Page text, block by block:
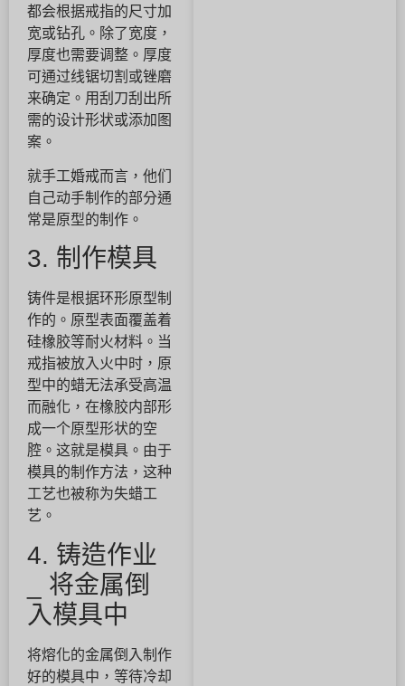
都会根据戒指的尺寸加
宽或钻孔。除了宽度，
厚度也需要调整。厚度
可通过线锯切割或锉磨
来确定。用刮刀刮出所
需的设计形状或添加图
案。
就手工婚戒而言，他们
自己动手制作的部分通
常是原型的制作。
3. 制作模具
铸件是根据环形原型制
作的。原型表面覆盖着
硅橡胶等耐火材料。当
戒指被放入火中时，原
型中的蜡无法承受高温
而融化，在橡胶内部形
成一个原型形状的空
腔。这就是模具。由于
模具的制作方法，这种
工艺也被称为失蜡工
艺。
4. 铸造作业
_ 将金属倒
入模具中
将熔化的金属倒入制作
好的模具中，等待冷却